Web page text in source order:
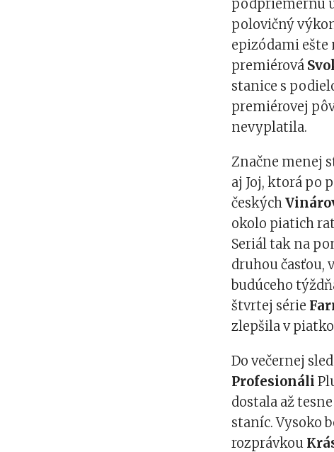
podpriemernú
polovičný
epizódami ešte
premiérová
stanice s
premiérovej
nevyplatila.
Značne menej
aj Joj, ktorá po
českých
okolo piatich
Seriál tak na
druhou časťou,
budúceho
štvrtej série
zlepšila v
Do večernej
Profesionáli
dostala až
staníc. Vysoko
rozprávkou